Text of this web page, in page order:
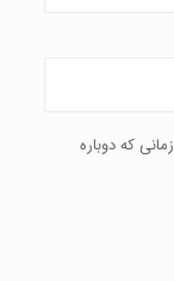
که دوباره